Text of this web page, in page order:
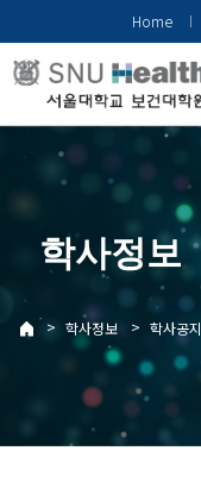
Home
학사정보
> 학사정보 > 학사공지